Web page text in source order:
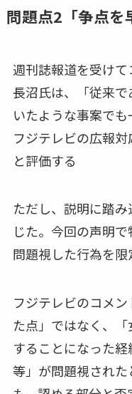
問題点2「争点を
週刊誌報道を受け
長沼氏は、「従来
いたような事案でも
フジテレビの広報
と評価する
ただし、説明に踏
じた。今回の声明
問題視した行為を限
フジテレビのコメ
た点」ではなく、
することになった
等」が問題視され